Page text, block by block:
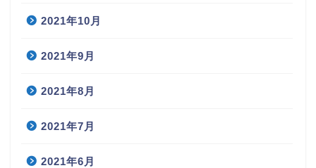
2021年10月
2021年9月
2021年8月
2021年7月
2021年6月